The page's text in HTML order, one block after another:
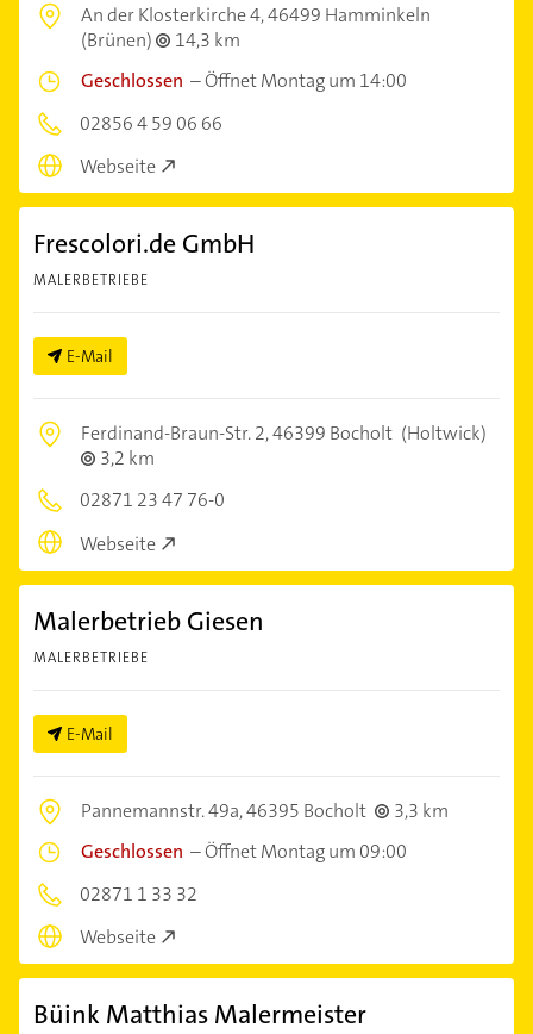
An der Klosterkirche 4,46499 Hamminkeln
(Brünen)
14,3 km
Geschlossen –Öffnet Montag um 14:00
02856 4 59 06 66
Webseite
Frescolori.de GmbH
MALERBETRIEBE
E-Mail
Ferdinand-Braun-Str. 2,46399 Bocholt (Holtwick)
3,2 km
02871 23 47 76-0
Webseite
Malerbetrieb Giesen
MALERBETRIEBE
E-Mail
Pannemannstr. 49a,46395 Bocholt
3,3 km
Geschlossen –Öffnet Montag um 09:00
02871 1 33 32
Webseite
Büink Matthias Malermeister